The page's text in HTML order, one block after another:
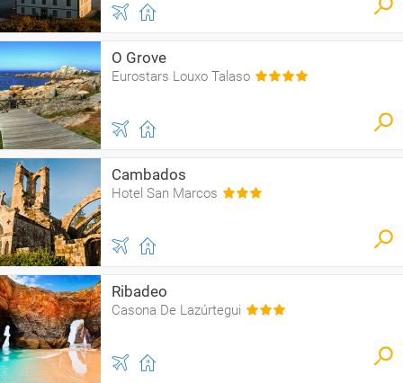
O Grove
Eurostars Louxo Talaso
Cambados
Hotel San Marcos
Ribadeo
Casona De Lazúrtegui